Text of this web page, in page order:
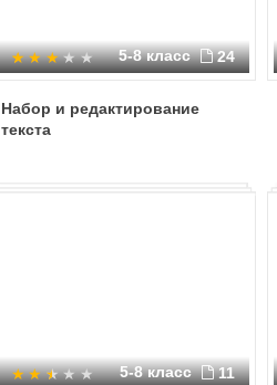
5-8 класс 24
Набор и редактирование
текста
5-8 класс 11